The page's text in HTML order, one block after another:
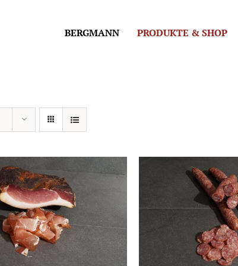
BERGMANN PRODUKTE & SHOP
WARENKORB / IN DEN WARENKORB